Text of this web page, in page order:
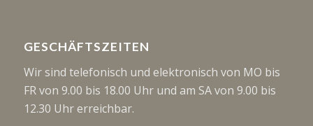
GESCHÄFTSZEITEN
Wir sind telefonisch und elektronisch von MO bis
FR von 9.00 bis 18.00 Uhr und am SA von 9.00 bis
12.30 Uhr erreichbar.